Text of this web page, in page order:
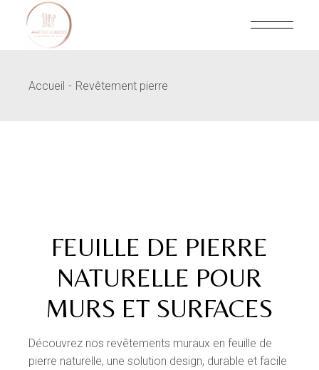
content
Accueil Revêtement pierre
FEUILLE DE PIERRE
NATURELLE POUR
MURS ET SURFACES
Découvrez nos revêtements muraux en feuille de
pierre naturelle, une solution design, durable et facile